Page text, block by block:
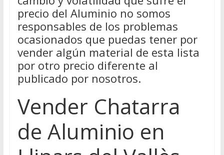
precio del Aluminio no somos
responsables de los problemas
ocasionados que puedas tener por
vender algún material de esta lista
por otro precio diferente al
publicado por nosotros.
Vender Chatarra
de Aluminio en